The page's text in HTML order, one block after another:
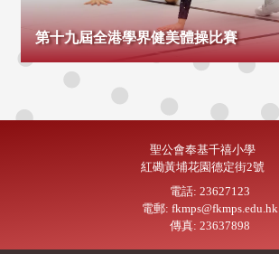
第十九屆全港學界健美體操比賽
聖公會奉基千禧小學
紅磡黃埔花園德定街2號
電話: 23627123
電郵: fkmps@fkmps.edu.hk
傳真: 23637898